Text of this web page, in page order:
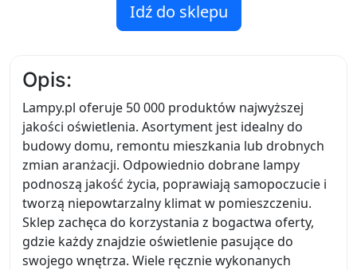
Idź do sklepu
Opis:
Lampy.pl oferuje 50 000 produktów najwyższej
jakości oświetlenia. Asortyment jest idealny do
budowy domu, remontu mieszkania lub drobnych
zmian aranżacji. Odpowiednio dobrane lampy
podnoszą jakość życia, poprawiają samopoczucie i
tworzą niepowtarzalny klimat w pomieszczeniu.
Sklep zachęca do korzystania z bogactwa oferty,
gdzie każdy znajdzie oświetlenie pasujące do
swojego wnętrza. Wiele ręcznie wykonanych